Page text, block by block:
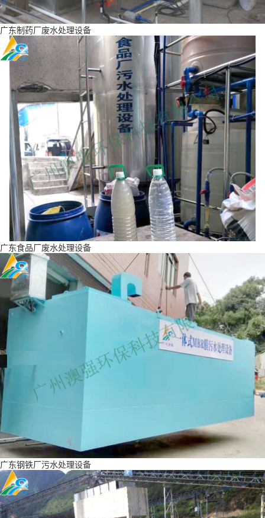
广东制药厂废水处理设备
广东食品厂废水处理设备
广东钢铁厂污水处理设备